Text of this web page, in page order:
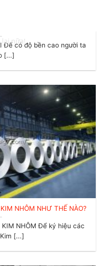
Để có độ bền cao người ta
[...]
NHÔM NHƯ THẾ NÀO?
KIM NHÔM Để ký hiệu các
[...]
lại nữa!